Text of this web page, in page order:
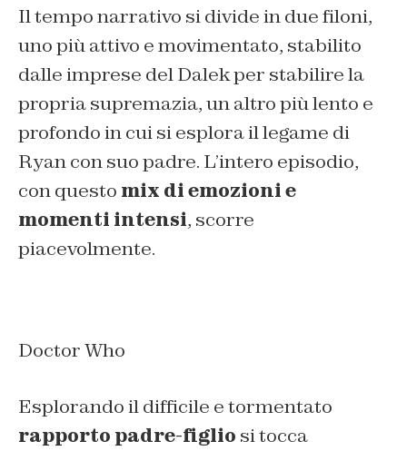
Il tempo narrativo si divide in due filoni,
uno più attivo e movimentato, stabilito
dalle imprese del Dalek per stabilire la
propria supremazia, un altro più lento e
profondo in cui si esplora il legame di
Ryan con suo padre. L’intero episodio,
con questo mix di emozioni e
momenti intensi, scorre
piacevolmente.
Doctor Who
Esplorando il difficile e tormentato
rapporto padre-figlio si tocca